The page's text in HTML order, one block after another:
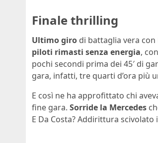
Finale thrilling
Ultimo giro di battaglia vera con
piloti rimasti senza energia,
pochi secondi prima dei 45′ di
gara, infatti, tre quarti d’ora più
E così ne ha approfittato chi
fine gara. Sorride la Mercedes
E Da Costa? Addirittura